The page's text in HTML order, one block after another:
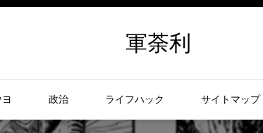
軍荼利
政治 ライフハック サイトマップ